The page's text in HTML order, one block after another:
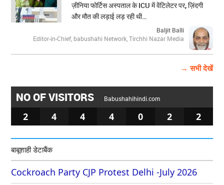
ज़ीनिया फोर्टिस अस्पताल के ICU में वेंटिलेटर पर, ज़िंदगी
और मौत की लड़ाई लड़ रही थी…
Baljit Balli
Editor-in-Chief, babushahi Network, Tirchhi Nazar Media
→ सभी देखें
NO OF VISITORS Babushahihindi.com
2 4 4 4 0 2 2
बाबूशाही डेटाबैंक
Cockroach Party CJP Protest Delhi -July 2026